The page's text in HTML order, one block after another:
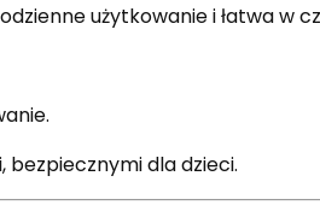
użytkowanie i łatwa w
dla dzieci.